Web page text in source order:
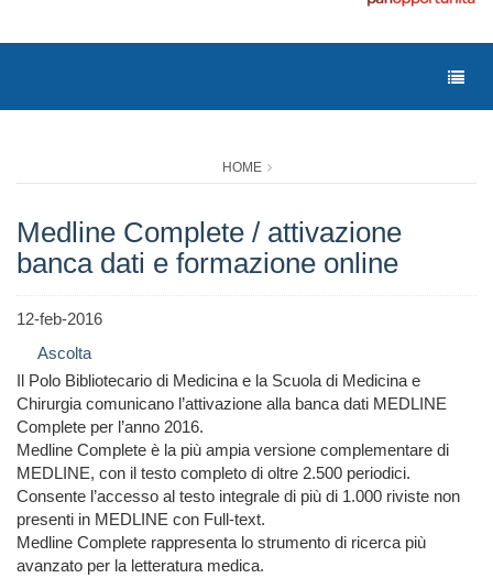
HOME
Medline Complete / attivazione
banca dati e formazione online
12-feb-2016
Ascolta
Il Polo Bibliotecario di Medicina e la Scuola di Medicina e
Chirurgia comunicano l’attivazione alla banca dati MEDLINE
Complete per l’anno 2016.
Medline Complete è la più ampia versione complementare di
MEDLINE, con il testo completo di oltre 2.500 periodici.
Consente l’accesso al testo integrale di più di 1.000 riviste non
presenti in MEDLINE con Full-text.
Medline Complete rappresenta lo strumento di ricerca più
avanzato per la letteratura medica.